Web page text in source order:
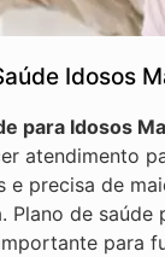
Idosos
para Idosos
atendimento
e precisa de
Plano de saúde
para